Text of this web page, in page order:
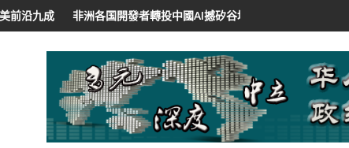
者轉投中國AI撼矽谷地位 低價開源招徠 紐時：華領導人將AI作軟實力